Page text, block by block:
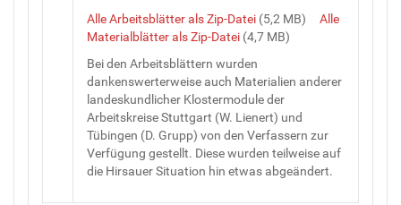
Alle Arbeitsblätter als Zip-Datei (5,2 MB) Alle
Materialblätter als Zip-Datei (4,7 MB)
Bei den Arbeitsblättern wurden
dankenswerterweise auch Materialien anderer
landeskundlicher Klostermodule der
Arbeitskreise Stuttgart (W. Lienert) und
Tübingen (D. Grupp) von den Verfassern zur
Verfügung gestellt. Diese wurden teilweise auf
die Hirsauer Situation hin etwas abgeändert.